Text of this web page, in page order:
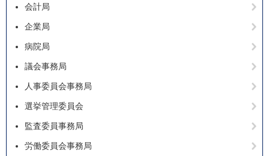
会計局
企業局
病院局
議会事務局
人事委員会事務局
選挙管理委員会
監査委員事務局
労働委員会事務局